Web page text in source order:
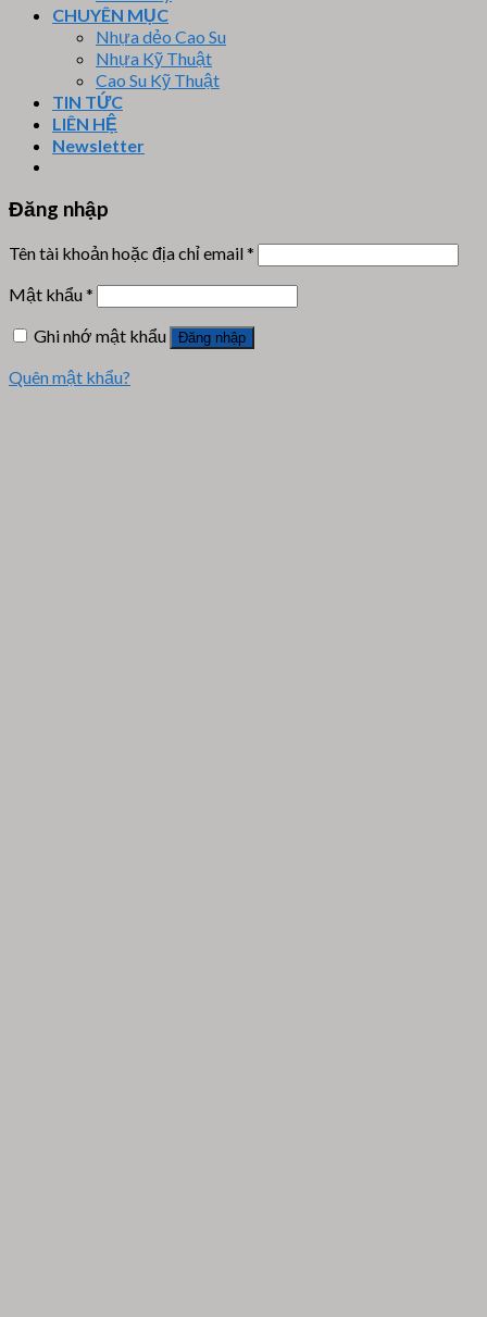
CHUYÊN MỤC
Nhựa dẻo Cao Su
Nhựa Kỹ Thuật
Cao Su Kỹ Thuật
TIN TỨC
LIÊN HỆ
Newsletter
Đăng nhập
Tên tài khoản hoặc địa chỉ email*
Mật khẩu*
Ghi nhớ mật khẩu
Đăng nhập
Quên mật khẩu?